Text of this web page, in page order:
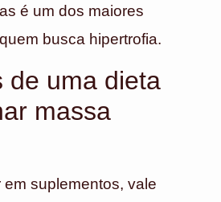
é um dos maiores
busca hipertrofia.
de uma dieta
massa
suplementos, vale